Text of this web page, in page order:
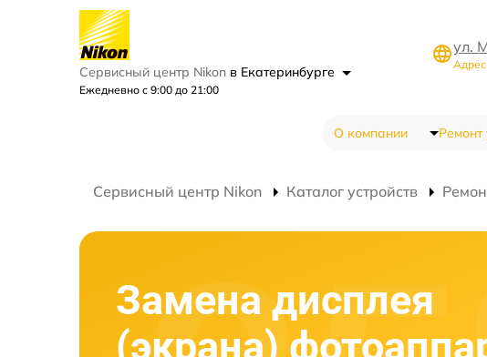
Сервисный центр Nikon в Екатеринбурге
Ежедневно с 9:00 до 21:00
ул.
Адрес
О компании Ремонт
Сервисный центр Nikon Каталог устройств
Замена дисплея
(экрана)